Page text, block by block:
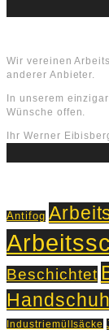
Wir vereinen
anderer Anbieter.
In unserem
Wünsche offen.
Ihr Werner
Antifog
Beschichtet
Industriemüllsäcke